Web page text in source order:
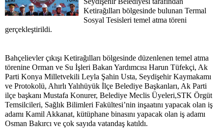
Ketirağılları bölgesinde bulunan Termal
Sosyal Tesisleri temel atma töreni
gerçekleştirildi.
Bahçelievler çıkışı Ketirağılları bölgesinde düzenlenen temel atma
törenine Orman ve Su İşleri Bakan Yardımcısı Harun Tüfekçi, Ak
Parti Konya Milletvekili Leyla Şahin Usta, Seydişehir Kaymakamı
ve Protokolü, Ahırlı Yalıhüyük İlçe Belediye Başkanları, Ak Parti
ilçe başkanı Mustafa Konurer, Belediye Meclis Üyeleri,STK Örgüt
Temsilcileri, Sağlık Bilimleri Fakültesi’nin inşaatını yapacak olan iş
adamı Kamil Akkanat, kütüphane binasını yapacak olan iş adamı
Osman Bakırcı ve çok sayıda vatandaş katıldı.